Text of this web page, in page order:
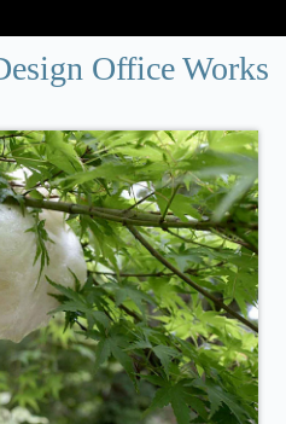
Office Works